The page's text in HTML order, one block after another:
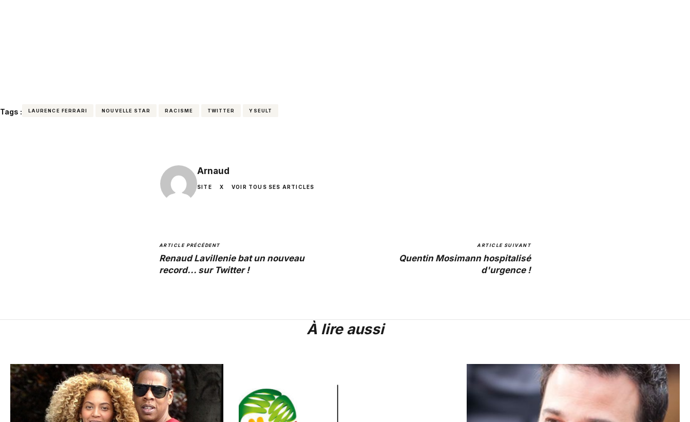
Tags : LAURENCE FERRARI NOUVELLE STAR RACISME TWITTER YSEULT
Arnaud
SITE X VOIR TOUS SES ARTICLES
ARTICLE PRÉCÉDENT
Renaud Lavillenie bat un nouveau
record... sur Twitter !
ARTICLE SUIVANT
Quentin Mosimann hospitalisé
d'urgence !
À lire aussi